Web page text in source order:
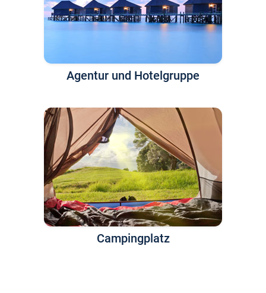
Agentur und Hotelgruppe
Campingplatz